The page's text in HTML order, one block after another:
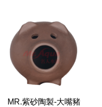
MR.紫砂陶製-大嘴豬